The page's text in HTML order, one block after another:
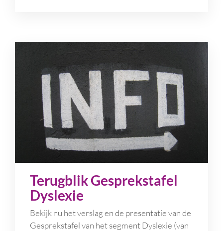
Terugblik Gesprekstafel
Dyslexie
Bekijk nu het verslag en de presentatie van de
Gesprekstafel van het segment Dyslexie (van